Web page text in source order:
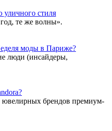
уличного стиля
те же волны».
моды в Париже?
люди (инсайдеры,
брендов премиум-